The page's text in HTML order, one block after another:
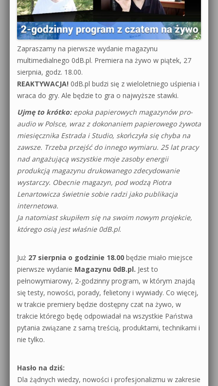
Zapraszamy na pierwsze wydanie magazynu
multimedialnego 0dB.pl. Premiera na żywo w piątek, 27
sierpnia, godz. 18.00.
REAKTYWACJA! 0dB.pl budzi się z wieloletniego uśpienia i
wraca do gry. Ale będzie to gra o najwyższe stawki.
Ujmę to krótko:epoka papierowych magazynów pro-
audio w Polsce, wraz z dokonaniem papierowego żywota
miesięcznika Estrada i Studio, skończyła się chyba na
zawsze. Trzeba przejść do innego wymiaru. 25 lat pracy
nad angażującą wszystkie moje zasoby energii
produkcją magazynu drukowanego zdecydowanie
wystarczy. Obecnie magazyn, pod wodzą Piotra
Lenartowicza świetnie sobie radzi jako publikacja
internetowa.
Ja natomiast skupiłem się na swoim nowym projekcie,
którego osią jest właśnie 0dB.pl.
Już 27 sierpnia o godzinie 18.00 będzie miało miejsce
pierwsze wydanie Magazynu 0dB.pl. Jest to
pełnowymiarowy, 2-godzinny program, w którym znajdą
się testy, nowości, porady, felietony i wywiady. Co więcej,
w trakcie premiery będzie dostępny czat na żywo, w
trakcie którego będę odpowiadał na wszystkie Państwa
pytania związane z samą treścią, produktami, technikami i
nie tylko.
Hasło na dziś:
Dla żądnych wiedzy, nowości i profesjonalizmu w zakresie